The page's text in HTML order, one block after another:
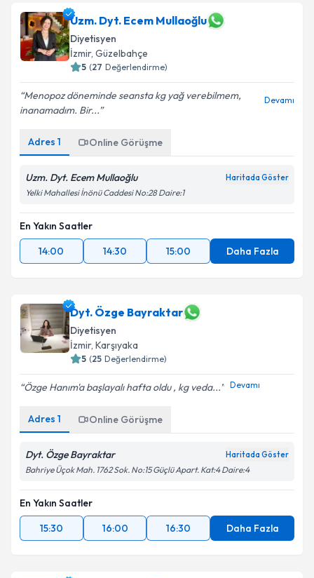
Uzm. Dyt. Ecem Mullaoğlu
Diyetisyen
İzmir, Güzelbahçe
5 (27 Değerlendirme)
Menopoz döneminde seansta kg yağ verebilmem,
inanamadım. Bir...
Devamı
Adres 1 Online Görüşme
Uzm. Dyt. Ecem Mullaoğlu Haritada Göster
Yelki Mahallesi İnönü Caddesi No:28 Daire:1
En Yakın Saatler
14:00
14:30 15:00 Daha Fazla
Dyt. Özge Bayraktar
Diyetisyen
İzmir, Karşıyaka
5 (25 Değerlendirme)
Özge Hanım'a başlayalı hafta oldu , kg veda... Devamı
Adres 1 Online Görüşme
Dyt. Özge Bayraktar Haritada Göster
Bahriye Üçok Mah. 1762 Sok. No:15 Güçlü Apart. Kat:4 Daire:4
En Yakın Saatler
15:30
16:00 16:30 Daha Fazla